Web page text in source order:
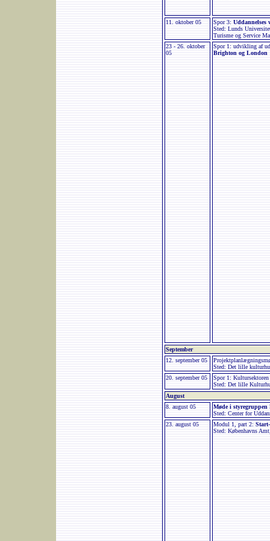
11. oktober 05 Spor 3:
Sted: Lunds
Turisme og Service
23 - 26. oktober
05
Spor 1: udvikling af
Brighton og London
September
12. september 05
Sted: Det lille
20. september 05
Spor 1:
Sted: Det lille
August
8. august 05
Møde i styregruppen
Sted: Center for
23. august 05
Modul 1, part 2:
Sted: Københavns